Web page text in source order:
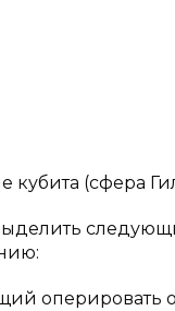
кубита (сфера
оперировать